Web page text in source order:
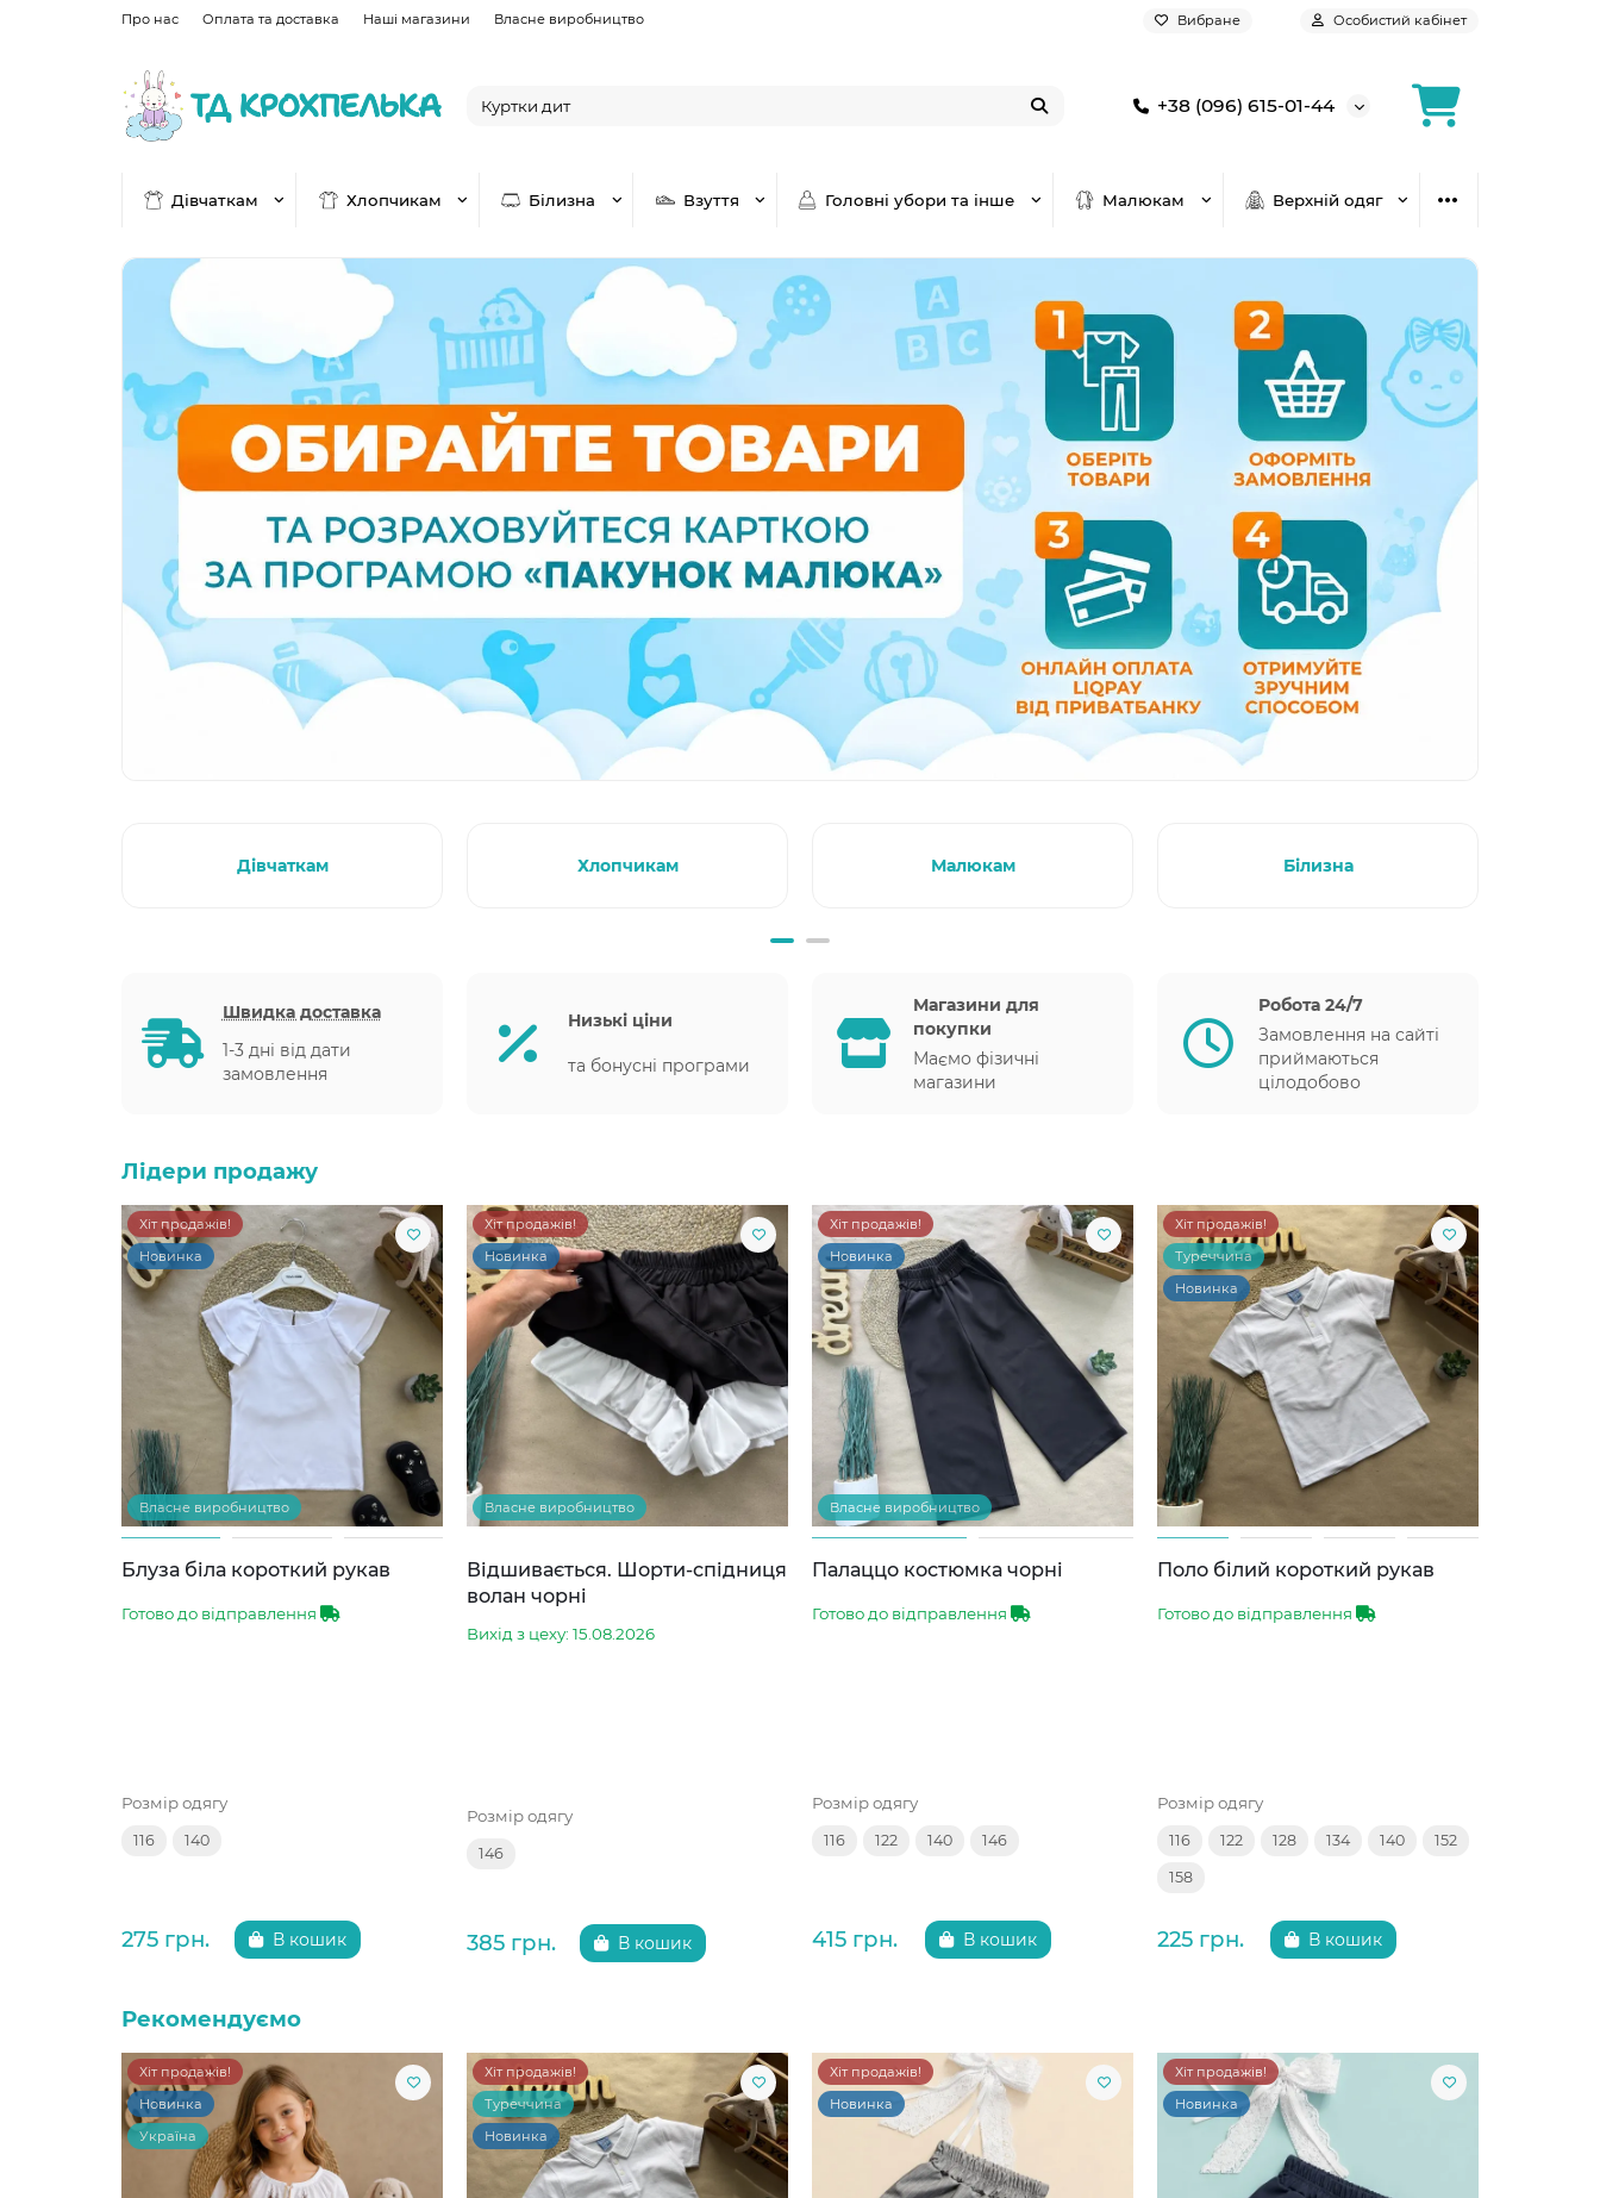
Про нас Оплата та доставка Наші магазини Власне виробництво Вибране Особистий кабінет
+38 (096) 615-01-44
Дівчаткам Хлопчикам Білизна Взуття Головні убори та інше Малюкам Верхній одяг
Дівчаткам Хлопчикам Малюкам Білизна
Швидка доставка
1-3 дні від дати
замовлення
Низькі ціни
та бонусні програми
Магазини для
покупки
Маємо фізичні
магазини
Робота 24/7
Замовлення на сайті
приймаються
цілодобово
Лідери продажу
Хіт продажів!
Новинка
Власне виробництво
Блуза біла короткий рукав
Готово до відправлення
Розмір одягу
116 140
275 грн. В кошик
Хіт продажів!
Новинка
Власне виробництво
Відшивається. Шорти-спідниця
волан чорні
Вихід з цеху: 15.08.2026
Розмір одягу
146
385 грн. В кошик
Хіт продажів!
Новинка
Власне виробництво
Палаццо костюмка чорні
Готово до відправлення
Розмір одягу
116 122 140 146
415 грн. В кошик
Хіт продажів!
Туреччина
Новинка
Поло білий короткий рукав
Готово до відправлення
Розмір одягу
116 122 128 134 140 152
158
225 грн. В кошик
Рекомендуємо
Хіт продажів!
Новинка
Україна
Хіт продажів!
Туреччина
Новинка
Хіт продажів!
Новинка
Хіт продажів!
Новинка